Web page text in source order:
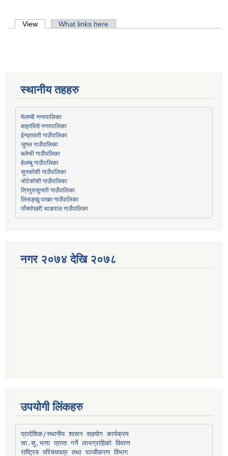
Primary tabs
View (active tab)What links here
स्थानीय तहहरु
मेलम्ची नगरपालिका
बाह्रविसे नगरपालिका
ईन्द्रावती गाउँपालिका
जुगल गाउँपालिका
बलेफी गाउँपालिका
हेलम्बु गाउँपालिका
सुनकोशी गाउँपालिका
भोटेकोशी गाउँपालिका
त्रिपुरासुन्दरी गाउँपालिका
लिसङ्खु पाखर गाउँपालिका
पाँचपोखरी थाङपाल गाउँपालिका
नगर २०७४ देखि २०७८
उपयोगी लिंकहरु
प्रादेशिक/स्थानीय शासन सहयोग कार्यक्रम
सा.सु.भत्ता प्राप्त गर्ने लाभग्राहिको विवरण
राष्ट्रिय परिचयपत्र तथा पञ्‍जीकरण विभाग